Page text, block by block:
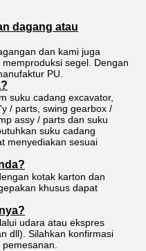
dagang atau
dan kami juga
segel. Dengan
PU.
suku cadang excavator,
/ parts, swing gearbox /
assy / parts dan suku
suku cadang
menyediakan sesuai
kotak karton dan
khusus dapat
udara atau ekspres
dll). Silahkan konfirmasi